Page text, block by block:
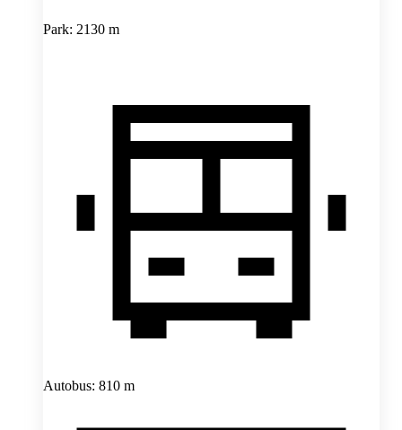
Park: 2130 m
Autobus: 810 m